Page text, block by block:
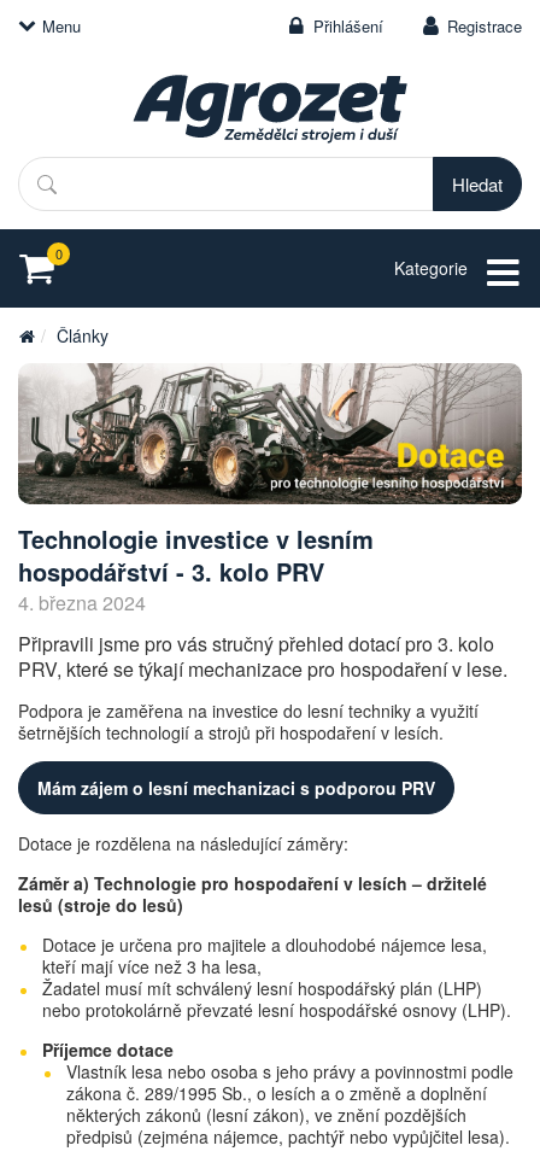
Menu Přihlášení Registrace
Hledat
0
Kategorie
Články
Technologie investice v lesním
hospodářství - 3. kolo PRV
4. března 2024
Připravili jsme pro vás stručný přehled dotací pro 3. kolo
PRV, které se týkají mechanizace pro hospodaření v lese.
Podpora je zaměřena na investice do lesní techniky a využití
šetrnějších technologií a strojů při hospodaření v lesích.
Mám zájem o lesní mechanizaci s podporou PRV
Dotace je rozdělena na následující záměry:
Záměr a) Technologie pro hospodaření v lesích – držitelé
lesů (stroje do lesů)
Dotace je určena pro majitele a dlouhodobé nájemce lesa,
kteří mají více než 3 ha lesa,
Žadatel musí mít schválený lesní hospodářský plán (LHP)
nebo protokolárně převzaté lesní hospodářské osnovy (LHP).
Příjemce dotace
Vlastník lesa nebo osoba s jeho právy a povinnostmi podle
zákona č. 289/1995 Sb., o lesích a o změně a doplnění
některých zákonů (lesní zákon), ve znění pozdějších
předpisů (zejména nájemce, pachtýř nebo vypůjčitel lesa).